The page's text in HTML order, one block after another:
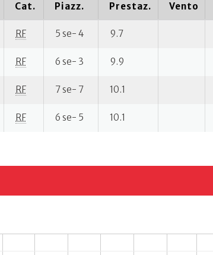
Cat. Piazz. Prestaz. Vento
RF 5 se- 4 9.7
RF 6 se- 3 9.9
RF 7 se- 7 10.1
RF 6 se- 5 10.1